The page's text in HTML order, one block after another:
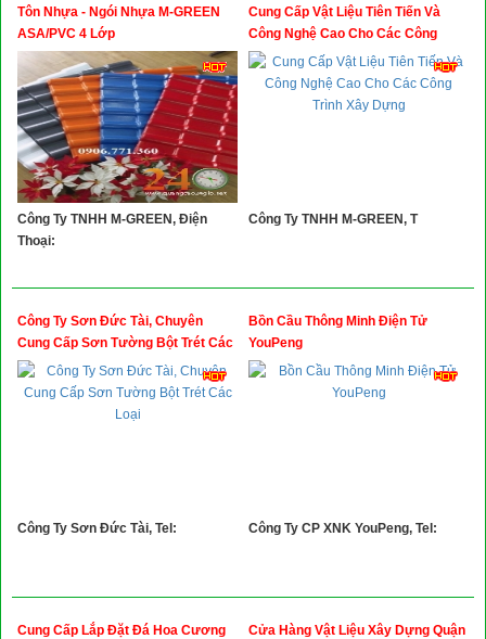
Tôn Nhựa - Ngói Nhựa M-GREEN
ASA/PVC 4 Lớp
Công Ty TNHH M-GREEN, Điện
Thoại:
Cung Cấp Vật Liệu Tiên Tiến Và
Công Nghệ Cao Cho Các Công
Trình Xây Dựng
Công Ty TNHH M-GREEN, T
Công Ty Sơn Đức Tài, Chuyên
Cung Cấp Sơn Tường Bột Trét Các
Loại
Công Ty Sơn Đức Tài, Tel:
Bồn Cầu Thông Minh Điện Tử
YouPeng
Công Ty CP XNK YouPeng, Tel:
Cung Cấp Lắp Đặt Đá Hoa Cương
Cửa Hàng Vật Liệu Xây Dựng Quận